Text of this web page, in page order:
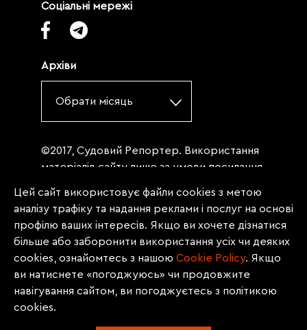
Соціальні мережі
Архіви
Обрати місяць
©2017, Судовий Репортер. Використання
матеріалів сайту лише за умови посилання
«Судовий репортер» не нижче третього
абзацу. Матеріали, щодо яких міститься
заборона на повну републікацію
(передрук, копіювання, відтворення або
інше використання), заборонено
передруковувати без згоди редакції.
Матеріали з позначкою PROMOTED, ЗА
Цей сайт використовує файли cookies з метою
аналізу трафіку та надання реклами і послуг на основі
профілю ваших інтересів. Якщо ви хочете дізнатися
більше або заборонити використання усіх чи деяких
cookies, ознайомтесь з нашою Сookie Policy. Якщо
ви натиснете «погоджуюсь» чи продовжите
навігування сайтом, ви погоджуєтесь з політикою
cookies.